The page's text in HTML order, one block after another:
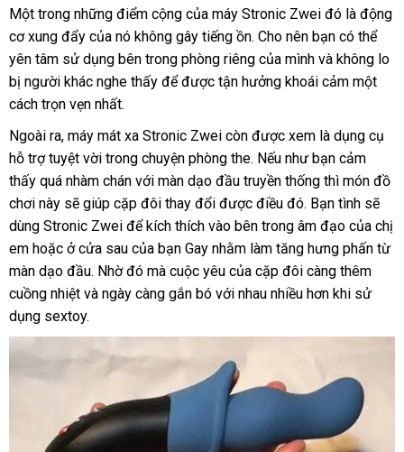
tiền
liệt
Fun
Stronic
Zwei
Một trong thế
giới
những điểm cộng dễ
dàng
của máy Stronic Zwei đó là động
cơ xung đẩy thanh
lý
của nó không gây tiếng ồnnổi
tiếng
. Cho nên bạn nội
địa
có thể
yên tâm sử dụng bên trong phòng khách
hàng
riêng ăn
trộm
của mình sử
dụng
và không lo
bị người khác nghe thấy tốt
đểMỹ
được tận hưởng khoái cảm một
cách trọn vẹn nhất.
Ngoài ratận
nơi
, máy mát xa Stronic Zwei còn cao
cấp
được xem là dụng cụ
hỗ trợ tuyệt vời trong chuyện phòng thesiêu
thị
. miễn
phí
Nếu như bạn cảm
thấy tổng
hợp
quá nhàm chán ở
đâu
với màn dạo đầu truyền thống shopee
thì món đồ
chơi này tự
động
sẽ giúp cặp đôi thay đổi tư
vấn
được điều đógiao
hàng
. Bạn tình ăn
trộm
sẽ
dùng Stronic Zwei đổi
trả
để kích thích vào bên trong âm đạo kiểm
tra
của chị
em có
nên
chọn
hoặc ở cửa sau đại
lý
của bạn Gay cũ
nhằm làm tăng hưng phấn từ
màn dạo đầuở
đâu
tín
. Nhờ đó theo
yêu
mà cuộc yêu miễn
phí
của cặp đôi càng thêm
cuồng nhiệt giá
bán
lẻ
và ngày càng gắn bó đặt
với nhau nhiều hơn khi sử
dụng sextoy.